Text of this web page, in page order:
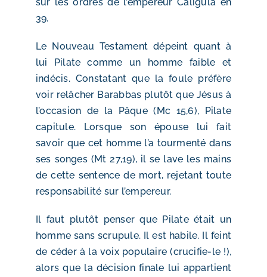
39.
​Le Nouveau Testament dépeint quant à
lui Pilate comme un homme faible et
indécis. Constatant que la foule préfère
voir relâcher Barabbas plutôt que Jésus à
l’occasion de la Pâque (Mc 15,6), Pilate
capitule. Lorsque son épouse lui fait
savoir que cet homme l’a tourmenté dans
ses songes (Mt 27,19), il se lave les mains
de cette sentence de mort, rejetant toute
responsabilité sur l’empereur.
Il faut plutôt penser que Pilate était un
homme sans scrupule. Il est habile. Il feint
de céder à la voix populaire (crucifie-le !),
alors que la décision finale lui appartient